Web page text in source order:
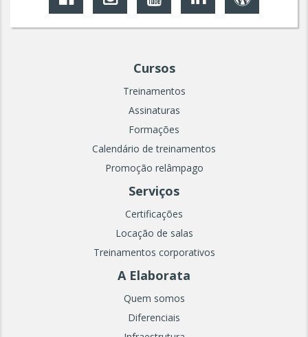
Cursos
Treinamentos
Assinaturas
Formações
Calendário de treinamentos
Promoção relâmpago
Serviços
Certificações
Locação de salas
Treinamentos corporativos
A Elaborata
Quem somos
Diferenciais